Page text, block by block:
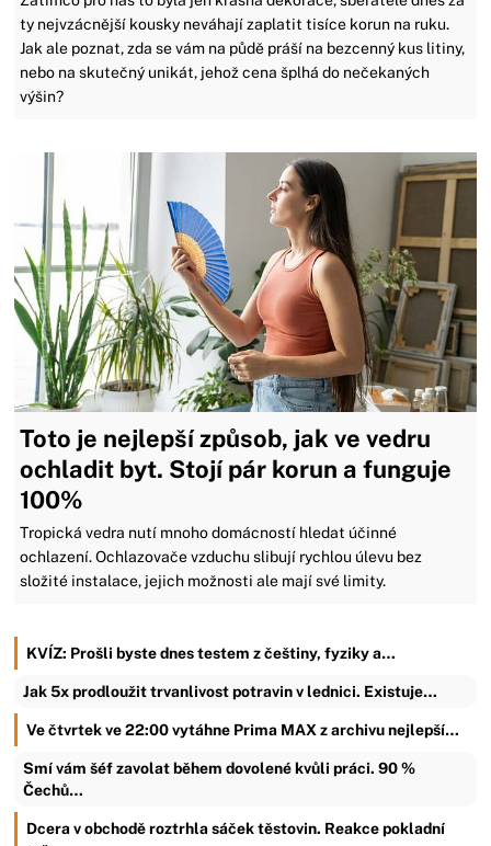
ty nejvzácnější kousky neváhají zaplatit tisíce korun na ruku.
Jak ale poznat, zda se vám na půdě práší na bezcenný kus litiny,
nebo na skutečný unikát, jehož cena šplhá do nečekaných
výšin?
Toto je nejlepší způsob, jak ve vedru
ochladit byt. Stojí pár korun a funguje
100%
Tropická vedra nutí mnoho domácností hledat účinné
ochlazení. Ochlazovače vzduchu slibují rychlou úlevu bez
složité instalace, jejich možnosti ale mají své limity.
KVÍZ: Prošli byste dnes testem z češtiny, fyziky a…
Jak 5x prodloužit trvanlivost potravin v lednici. Existuje…
Ve čtvrtek ve 22:00 vytáhne Prima MAX z archivu nejlepší…
Smí vám šéf zavolat během dovolené kvůli práci. 90 %
Čechů…
Dcera v obchodě roztrhla sáček těstovin. Reakce pokladní